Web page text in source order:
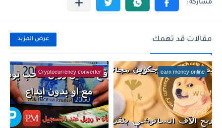
مقالات قد تهمك عرض المزيد
earn money online
Cryptocurrency converter